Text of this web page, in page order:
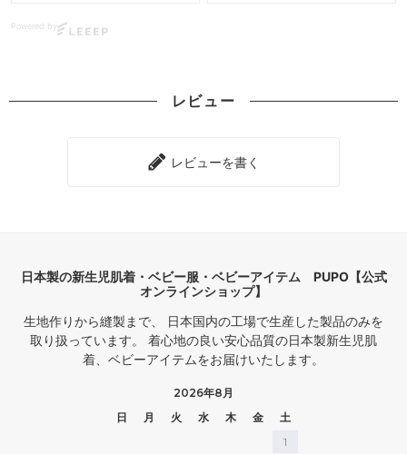
一足はやくmonitorさせていただ
く
前から見てももちろん可愛いけど
横向いた姿もうつ伏せの姿も
360°どこから見ても完璧なシル
エット🥺
⌛️coming soon...!!⌛️
袖のフリルでちゃんと子どもらし
軽くてやわらかい着心地。
写真に残したい可愛さと、
毎日使いやすい現実感。
その間にいる1枚でした。
model：1歳9ヶ月 79cm
size：80cm
-
#PR #日本製ベビー服PUPO
#PUPO9thアンバサダー
#女の子ベビー #ベビー肌着
Powered by
レビュー
レビューを書く
日本製の新生児肌着・ベビー服・ベビーアイテム PUPO【公式
オンラインショップ】
生地作りから縫製まで、 日本国内の工場で生産した製品のみを
取り扱っています。 着心地の良い安心品質の日本製新生児肌
着、ベビーアイテムをお届けいたします。
2026年8月
日
月 火 水 木 金
土
1